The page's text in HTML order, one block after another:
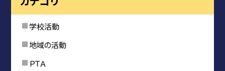
学校活動
地域の活動
ＰＴＡ